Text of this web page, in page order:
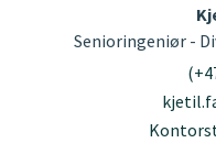
Senioringeniør -